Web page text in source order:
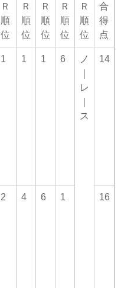
Ｒ
順
位
Ｒ
順
位
Ｒ
順
位
Ｒ
順
位
Ｒ
順
位
合
得
点
1 1 1 6
ノ
レ
ス
14
2 4 6 1 16